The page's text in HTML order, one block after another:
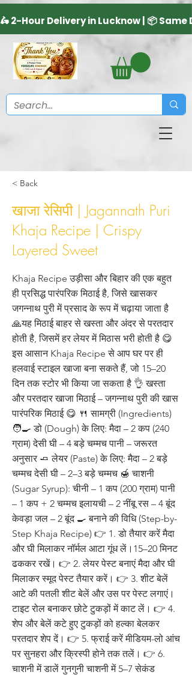
< Back
खाजा रेसिपी | Jagannath Puri
Khaja Recipe | Crispy
Layered Sweet
Khaja Recipe उड़ीसा और बिहार की एक बहुत
ही प्रसिद्ध पारंपरिक मिठाई है, जिसे खासकर
जगन्नाथ पुरी में प्रसाद के रूप में चढ़ाया जाता है
🙏यह मिठाई बाहर से खस्ता और अंदर से परतदार
होती है, जिसमें हर लेयर में मिठास भरी होती है 😋
इस आसान Khaja Recipe से आप घर पर ही
हलवाई स्टाइल खाजा बना सकते हैं, जो 15–20
दिन तक स्टोर भी किया जा सकता है 👌 खस्ता
और परतदार खाजा मिठाई – जगन्नाथ पुरी की खास
पारंपरिक मिठाई 😋 🍴 सामग्री (Ingredients)
🧑‍🍳 डो (Dough) के लिए: मैदा – 2 कप (240
ग्राम) देसी घी – 4 बड़े चम्मच पानी – जरूरत
अनुसार 🧈 लेयर (Paste) के लिए: मैदा – 2 बड़े
चम्मच देसी घी – 2–3 बड़े चम्मच 🍯 चाशनी
(Sugar Syrup): चीनी – 1 कप (200 ग्राम) पानी
– 1 कप + 2 चम्मच इलायची – 2 नींबू रस – 4 बूंद
केवड़ा जल – 2 बूंद 🍳 बनाने की विधि (Step-by-
Step Khaja Recipe) 👉 1. डो तैयार करें मैदा
और घी मिलाकर नॉर्मल आटा गूंध लें।15–20 मिनट
ढककर रखें। 👉 2. लेयर पेस्ट बनाएं मैदा और घी
मिलाकर स्मूद पेस्ट तैयार करें। 👉 3. शीट बेलें
आटे की पतली शीट बेलें और उस पर पेस्ट लगाएं।
टाइट रोल बनाकर छोटे टुकड़ों में काट लें। 👉 4.
शेप और बेलें कटे हुए टुकड़ों को हल्का बेलकर
परतदार शेप दें। 👉 5. फ्राई करें मीडियम-लो आंच
पर सुनहरा और क्रिस्पी होने तक तलें। 👉 6.
चाशनी में डालें गुनगुनी चाशनी में 5–7 सेकंड